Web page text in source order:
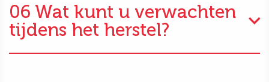
06 Wat kunt u verwachten
tijdens het herstel?